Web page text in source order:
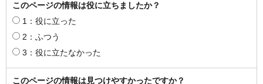
このページの情報は役に立ちましたか？
1：役に立った
2：ふつう
3：役に立たなかった
このページの情報は見つけやすかったですか？